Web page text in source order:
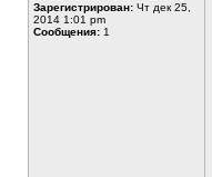
Зарегистрирован: Чт дек 25,
2014 1:01 pm
Сообщения: 1